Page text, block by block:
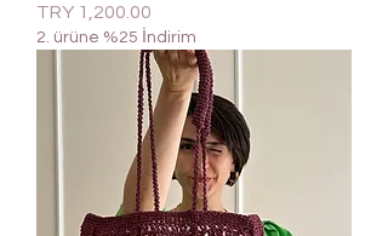
Price
TRY 1,200.00
2. ürüne %25 İndirim